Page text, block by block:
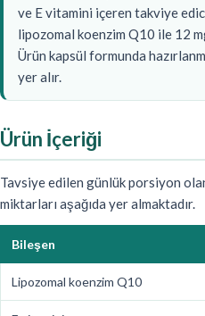
ve E vitamini içeren takviye
lipozomal koenzim Q10 ile 12
Ürün kapsül formunda
yer alır.
Ürün İçeriği
Tavsiye edilen günlük porsiyon
miktarları aşağıda yer almaktadır.
Bileşen
Lipozomal koenzim Q10